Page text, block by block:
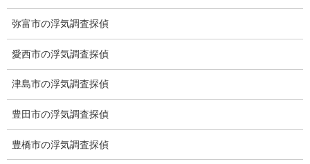
※弊社から24時間以内に返信が無い場合、再度LINE又はお電話を
お願いいたします。
ブログ (498)
お知らせ (1)
弥富市の浮気調査探偵
愛西市の浮気調査探偵
津島市の浮気調査探偵
豊田市の浮気調査探偵
豊橋市の浮気調査探偵